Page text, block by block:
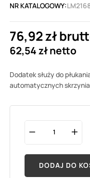
NR KATALOGOWY:
76,92 zł
62,54 zł netto
Dodatek służy do
automatycznych
DODAJ DO